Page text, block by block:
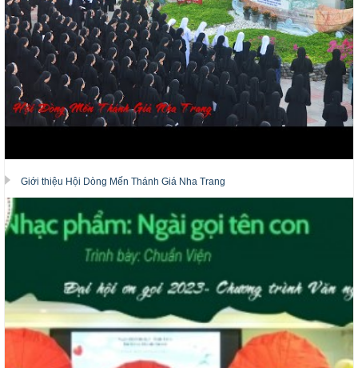
Giới thiệu Hội Dòng Mến Thánh Giá Nha Trang